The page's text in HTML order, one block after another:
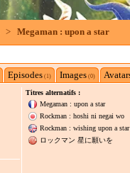
> Megaman : upon a star
Episodes (1) Images (0)
Titres alternatifs :
Megaman : upon a star
Rockman : hoshi ni negai wo
Rockman : wishing upon a star
ロックマン 星に願いを